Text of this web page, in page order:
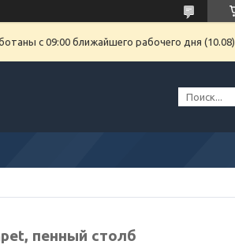
с 09:00 ближайшего рабочего дня (10.08)
пенный столб